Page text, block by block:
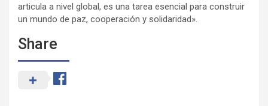
articula a nivel global, es una tarea esencial para construir
un mundo de paz, cooperación y solidaridad».
Share